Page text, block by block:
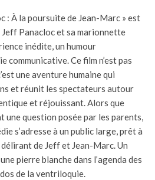
: À la poursuite de Jean-Marc » est
Panacloc et sa marionnette
inédite, un humour
communicative. Ce film n’est pas
une aventure humaine qui
et réunit les spectateurs autour
et réjouissant. Alors que
une question posée par les parents,
s’adresse à un public large, prêt à
de Jeff et Jean-Marc. Un
pierre blanche dans l’agenda des
de la ventriloquie.